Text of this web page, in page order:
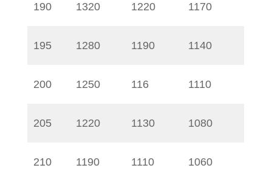
190 1320 1220 1170
195 1280 1190 1140
200 1250 116 1110
205 1220 1130 1080
210 1190 1110 1060